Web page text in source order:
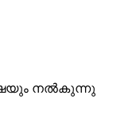
നൽകുന്നു